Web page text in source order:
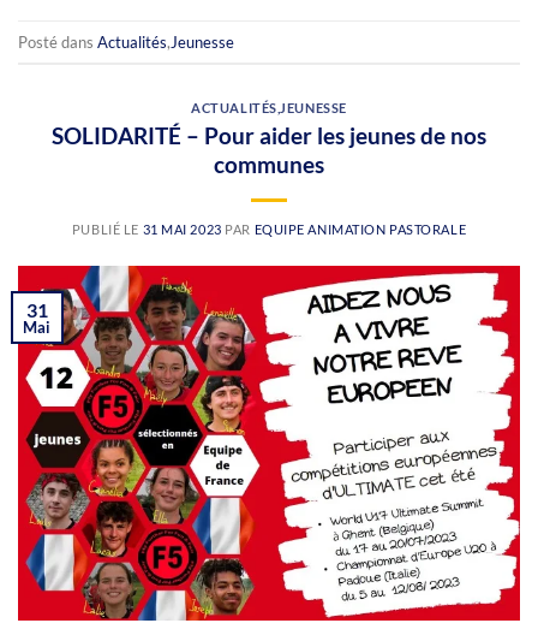
Posté dans Actualités,Jeunesse
ACTUALITÉS JEUNESSE
SOLIDARITÉ – Pour aider les jeunes de nos
communes
PUBLIÉ LE 31 MAI 2023 PAR EQUIPE ANIMATION PASTORALE
31
Mai